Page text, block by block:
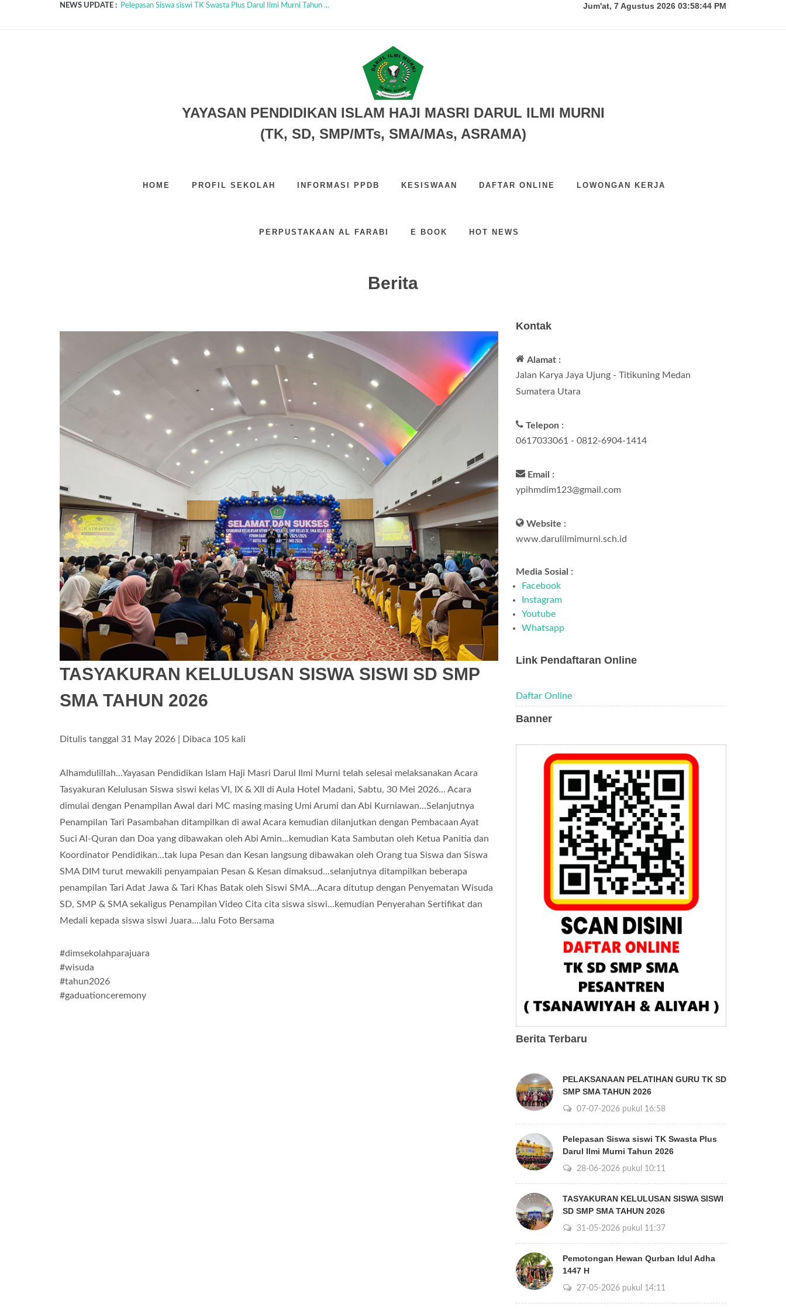
NEWS UPDATE :
Pelepasan Siswa siswi TK Swasta Plus Darul Ilmi Murni Tahun ...
PELAKSANAAN UPACARA BENDERA MEMPERINGATI HARI PENDIDIKAN NAS...
Jum'at, 7 Agustus 2026 03:58:45 PM
YAYASAN PENDIDIKAN ISLAM HAJI MASRI DARUL ILMI MURNI
(TK, SD, SMP/MTs, SMA/MAs, ASRAMA)
HOME PROFIL SEKOLAH INFORMASI PPDB KESISWAAN DAFTAR ONLINE LOWONGAN KERJA
PERPUSTAKAAN AL FARABI E BOOK HOT NEWS
Berita
TASYAKURAN KELULUSAN SISWA SISWI SD SMP
SMA TAHUN 2026
Ditulis tanggal 31 May 2026 | Dibaca 105 kali
Alhamdulillah...Yayasan Pendidikan Islam Haji Masri Darul Ilmi Murni telah selesai melaksanakan Acara
Tasyakuran Kelulusan Siswa siswi kelas VI, IX & XII di Aula Hotel Madani, Sabtu, 30 Mei 2026... Acara
dimulai dengan Penampilan Awal dari MC masing masing Umi Arumi dan Abi Kurniawan...Selanjutnya
Penampilan Tari Pasambahan ditampilkan di awal Acara kemudian dilanjutkan dengan Pembacaan Ayat
Suci Al-Quran dan Doa yang dibawakan oleh Abi Amin...kemudian Kata Sambutan oleh Ketua Panitia dan
Koordinator Pendidikan...tak lupa Pesan dan Kesan langsung dibawakan oleh Orang tua Siswa dan Siswa
SMA DIM turut mewakili penyampaian Pesan & Kesan dimaksud...selanjutnya ditampilkan beberapa
penampilan Tari Adat Jawa & Tari Khas Batak oleh Siswi SMA...Acara ditutup dengan Penyematan Wisuda
SD, SMP & SMA sekaligus Penampilan Video Cita cita siswa siswi...kemudian Penyerahan Sertifikat dan
Medali kepada siswa siswi Juara....lalu Foto Bersama
#dimsekolahparajuara
#wisuda
#tahun2026
#gaduationceremony
Kontak
Alamat :
Jalan Karya Jaya Ujung - Titikuning Medan
Sumatera Utara
Telepon :
0617033061 - 0812-6904-1414
Email :
ypihmdim123@gmail.com
Website :
www.darulilmimurni.sch.id
Media Sosial :
Facebook
Instagram
Youtube
Whatsapp
Link Pendaftaran Online
Daftar Online
Banner
Berita Terbaru
PELAKSANAAN PELATIHAN GURU TK SD
SMP SMA TAHUN 2026
07-07-2026 pukul 16:58
Pelepasan Siswa siswi TK Swasta Plus
Darul Ilmi Murni Tahun 2026
28-06-2026 pukul 10:11
TASYAKURAN KELULUSAN SISWA SISWI
SD SMP SMA TAHUN 2026
31-05-2026 pukul 11:37
Pemotongan Hewan Qurban Idul Adha
1447 H
27-05-2026 pukul 14:11